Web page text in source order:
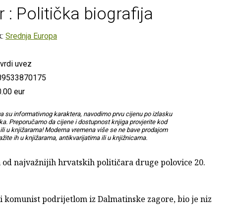
: Politička biografija
Srednja Europa
uvez
eur
su informativnog karaktera, navodimo prvu cijenu po izlasku
Preporučamo da cijene i dostupnost knjiga provjerite kod
u knjižarama! Moderna vremena više se ne bave prodajom
ih u knjižarama, antikvarijatima ili u knjižnicama.
najvažnijih hrvatskih političara druge polovice 20.
komunist podrijetlom iz Dalmatinske zagore, bio je niz